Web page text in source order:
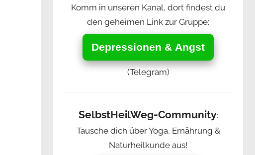
Komm in unseren Kanal, dort findest du
den geheimen Link zur Gruppe:
Depressionen & Angst
(Telegram)
SelbstHeilWeg-Community:
Tausche dich über Yoga, Ernährung &
Naturheilkunde aus!